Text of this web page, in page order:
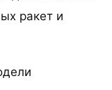
ракет и